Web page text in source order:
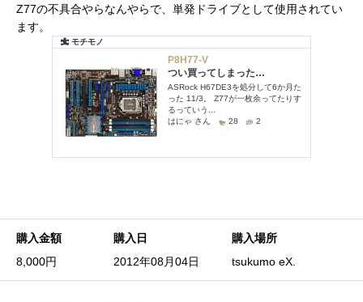
Z77の不具合やらなんやらで、単発ドライブとして使用されてい
ます。
購入金額
8,000円
購入日
2012年08月04日
購入場所
tsukumo eX.